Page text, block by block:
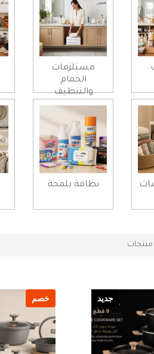
مستلزمات
الحمام
والتنظيف
نظافة بلمحة
منتجات
جديد خصم